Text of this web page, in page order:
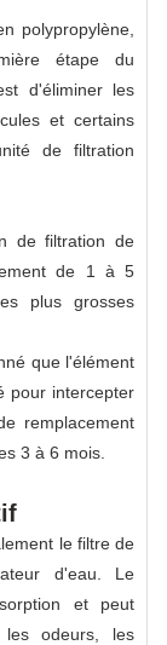
polypropylène,
étape du
d'éliminer les
et certains
de filtration
de filtration de
de 1 à 5
plus grosses
que l'élément
pour intercepter
remplacement
3 à 6 mois.
le filtre de
d'eau. Le
et peut
les odeurs, les